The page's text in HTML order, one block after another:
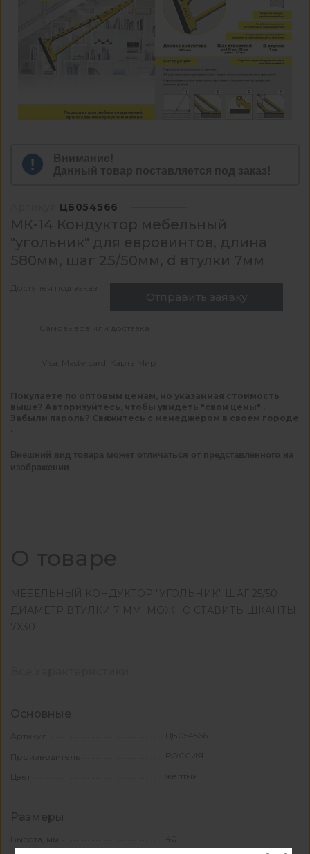
Внимание!
Данный товар поставляется под заказ!
ЦБ054566
МК-14 Кондуктор мебельный
"угольник" для евровинтов, длина
580мм, шаг 25/50мм, d втулки 7мм
Доступен под заказ
Отправить заявку
Самовывоз или доставка
Visa, Mastercard, Карта Мир
Покупаете по оптовым ценам, но указанная стоимость
выше? Авторизуйтесь, чтобы увидеть "свои цены" .
Забыли пароль? Свяжитесь с менеджером в своем городе
Внешний вид товара может отличаться от представленного на
изображении
О товаре
МЕБЕЛЬНЫЙ КОНДУКТОР "УГОЛЬНИК" ШАГ 25/50
ДИАМЕТР ВТУЛКИ 7 ММ. МОЖНО СТАВИТЬ ШКАНТЫ
7Х30
Основные
Артикул ЦБ054566
Производитель РОССИЯ
Цвет желтый
Размеры
Высота, мм 40